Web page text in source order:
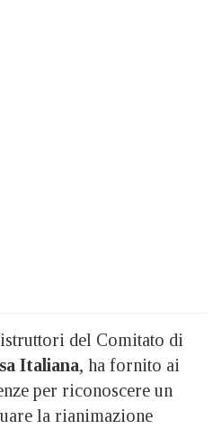
del Comitato di
Italiana, ha fornito ai
per riconoscere un
la rianimazione